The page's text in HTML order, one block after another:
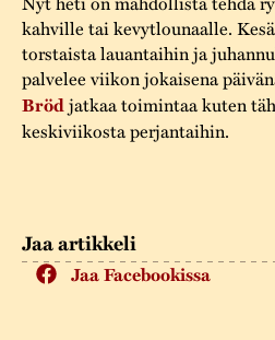
Jaa artikkeli
Jaa Facebookissa
kahville tai kevytlounaalle.
torstaista lauantaihin ja
palvelee viikon jokaisena
Brödjatkaa toimintaa kuten
keskiviikosta perjantaihin.